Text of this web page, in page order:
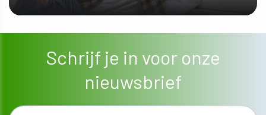
ONTDEK MEER
Schrijf je in voor onze
nieuwsbrief